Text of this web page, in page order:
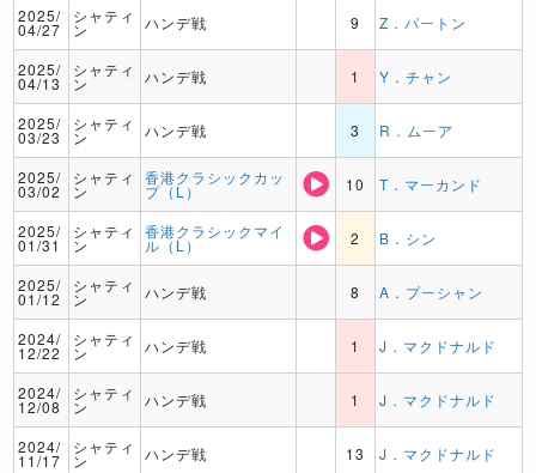
2025/
04/27
シャティ
ン ハンデ戦 9 Z．パートン
2025/
04/13
シャティ
ン ハンデ戦 1 Y．チャン
2025/
03/23
シャティ
ン ハンデ戦 3 R．ムーア
2025/
03/02
シャティ
ン
香港クラシックカッ
プ（L） 10 T．マーカンド
2025/
01/31
シャティ
ン
香港クラシックマイ
ル（L） 2 B．シン
2025/
01/12
シャティ
ン ハンデ戦 8 A．プーシャン
2024/
12/22
シャティ
ン ハンデ戦 1 J．マクドナルド
2024/
12/08
シャティ
ン ハンデ戦 1 J．マクドナルド
2024/
11/17
シャティ
ン ハンデ戦 13 J．マクドナルド